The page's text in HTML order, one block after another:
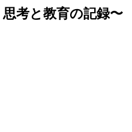
考と教育の記録〜